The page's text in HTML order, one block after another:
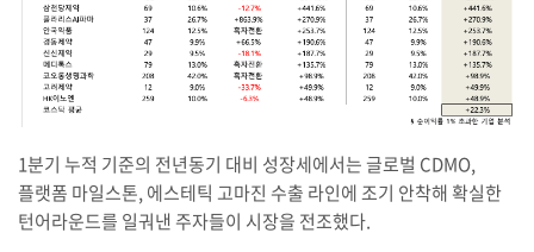
1분기 누적 기준의 전년동기 대비 성장세에서는 글로벌 CDMO,
플랫폼 마일스톤, 에스테틱 고마진 수출 라인에 조기 안착해 확실한
턴어라운드를 일궈낸 주자들이 시장을 전조했다.